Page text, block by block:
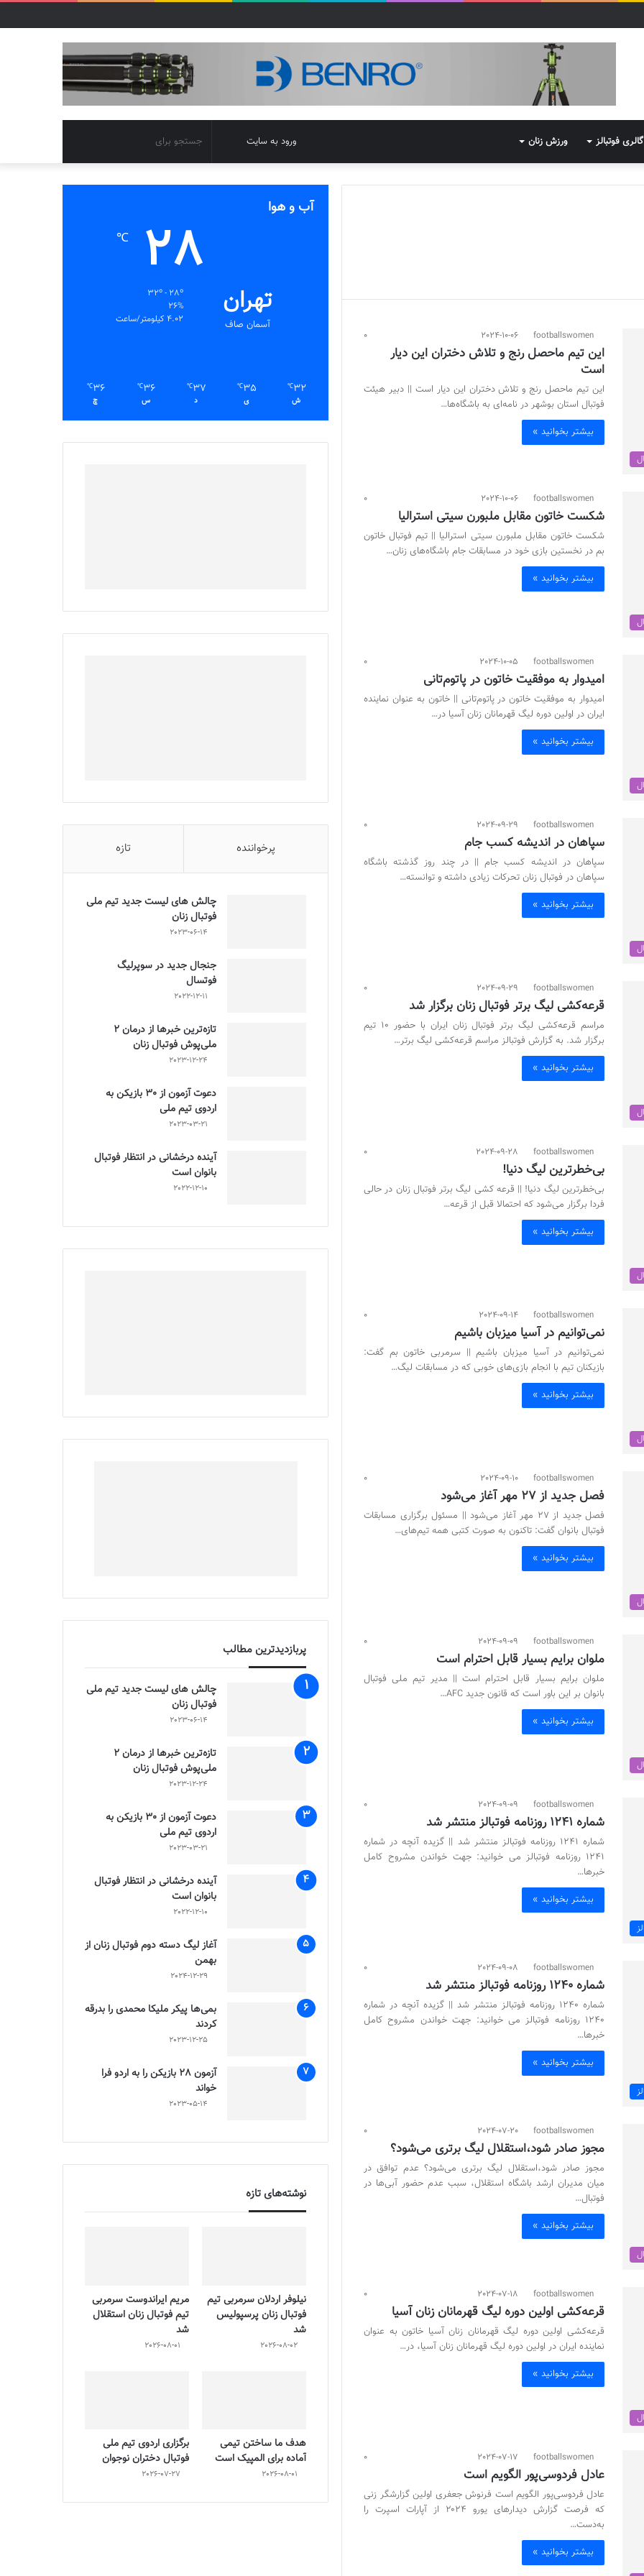
گالری فوتبالز ورزش زنان
برای
تغییر
پوسته
ورود به سایت
footballswomen
2024-10-06
0
این تیم ماحصل رنج و تلاش دختران این دیار
است
این تیم ماحصل رنج و تلاش دختران این دیار است || دبیر هیئت
فوتبال استان بوشهر در نامه‌ای به باشگاه‌ها…
بیشتر بخوانید »
footballswomen
2024-10-06
0
شکست خاتون مقابل ملبورن سيتی استراليا
شکست خاتون مقابل ملبورن سيتی استراليا || تیم فوتبال خاتون
بم در نخستین بازی خود در مسابقات جام باشگاه‌های زنان…
بیشتر بخوانید »
footballswomen
2024-10-05
0
امیدوار به موفقیت خاتون در پاتوم‌تانی
امیدوار به موفقیت خاتون در پاتوم‌تانی || خاتون به عنوان نماینده
ایران در اولین دوره لیگ قهرمانان زنان آسیا در…
بیشتر بخوانید »
footballswomen
2024-09-29
0
سپاهان در اندیشه کسب جام
سپاهان در اندیشه کسب جام || در چند روز گذشته باشگاه
سپاهان در فوتبال زنان تحرکات زیادی داشته و توانسته…
بیشتر بخوانید »
footballswomen
2024-09-29
0
قرعه‌کشی لیگ برتر فوتبال زنان برگزار شد
مراسم قرعه‌کشی لیگ برتر فوتبال زنان ایران با حضور ۱۰ تیم
برگزار شد. به گزارش فوتبالز مراسم قرعه‌کشی لیگ برتر…
بیشتر بخوانید »
footballswomen
2024-09-28
0
بی‌خطرترین لیگ دنیا!
بی‌خطرترین لیگ دنیا! || قرعه کشی لیگ برتر فوتبال زنان در حالی
فردا برگزار می‌شود که احتمالا قبل از قرعه…
بیشتر بخوانید »
footballswomen
2024-09-14
0
نمی‌توانیم در آسیا میزبان باشیم
نمی‌توانیم در آسیا میزبان باشیم || سرمربی خاتون بم گفت:
بازیکنان تیم با انجام بازی‌های خوبی که در مسابقات لیگ…
بیشتر بخوانید »
footballswomen
2024-09-10
0
فصل جدید از 27 مهر آغاز می‌شود
فصل جدید از 27 مهر آغاز می‌شود || مسئول برگزاری مسابقات
فوتبال بانوان گفت: تاکنون به صورت کتبی همه تیم‌های…
بیشتر بخوانید »
footballswomen
2024-09-09
0
ملوان برایم بسیار قابل احترام است
ملوان برایم بسیار قابل احترام است || مدیر تیم ملی فوتبال
بانوان بر این باور است که قانون جدید AFC…
بیشتر بخوانید »
footballswomen
2024-09-09
0
شماره 1241 روزنامه فوتبالز منتشر شد
شماره 1241 روزنامه فوتبالز منتشر شد || گزیده آنچه در شماره
1241 روزنامه فوتبالز می خوانید: جهت خواندن مشروح کامل
خبرها…
بیشتر بخوانید »
footballswomen
2024-09-08
0
شماره 1240 روزنامه فوتبالز منتشر شد
شماره 1240 روزنامه فوتبالز منتشر شد || گزیده آنچه در شماره
1240 روزنامه فوتبالز می خوانید: جهت خواندن مشروح کامل
خبرها…
بیشتر بخوانید »
footballswomen
2024-07-20
0
مجوز صادر شود،استقلال لیگ برتری می‌شود؟
مجوز صادر شود،استقلال لیگ برتری می‌شود؟ عدم توافق در
میان مدیران ارشد باشگاه استقلال، سبب عدم حضور آبی‌ها در
فوتبال…
بیشتر بخوانید »
footballswomen
2024-07-18
0
قرعه‌کشی اولین دوره لیگ قهرمانان زنان آسیا
قرعه‌کشی اولین دوره لیگ قهرمانان زنان آسیا خاتون به عنوان
نماینده ایران در اولین دوره لیگ قهرمانان زنان آسیا، در…
بیشتر بخوانید »
footballswomen
2024-07-17
0
عادل فردوسی‌پور الگويم است
عادل فردوسی‌پور الگويم است فرنوش جعفری اولین گزارشگر زنی
که فرصت گزارش دیدارهای یورو ۲۰۲۴ از آپارات اسپرت را
به‌دست…
بیشتر بخوانید »
آب و هوا
تهران
آسمان صاف
28
℃
26%
4.02 کیلومتر/ساعت
32
℃
ش
35
℃
ی
37
℃
د
36
℃
س
36
℃
چ
پرخواننده تازه
چالش هاى ليست جدید تيم ملى
فوتبال زنان
2023-06-14
جنجال جدید در سوپرلیگ
فوتسال
2022-12-11
تازه‌ترین خبرها از درمان ۲
ملی‌پوش فوتبال زنان
2023-12-24
دعوت آزمون از 30 بازیکن به
اردوی تیم ملی
2023-03-21
آینده درخشانی در انتظار فوتبال
بانوان است
2022-12-10
پربازدیدترین مطالب
چالش هاى ليست جدید تيم ملى
فوتبال زنان
2023-06-14
تازه‌ترین خبرها از درمان ۲
ملی‌پوش فوتبال زنان
2023-12-24
دعوت آزمون از 30 بازیکن به
اردوی تیم ملی
2023-03-21
آینده درخشانی در انتظار فوتبال
بانوان است
2022-12-10
آغاز لیگ دسته دوم فوتبال زنان از
بهمن
2024-12-29
بمی‌ها پیکر ملیکا محمدی را بدرقه
کردند
2023-12-25
آزمون 28 بازیکن را به اردو فرا
خواند
2023-05-14
نوشته‌های تازه
نیلوفر اردلان سرمربی تیم
فوتبال زنان پرسپولیس
شد
2026-08-02
مریم ایراندوست سرمربی
تیم فوتبال زنان استقلال
شد
2026-08-01
هدف ما ساختن تیمی
آماده برای المپیک است
2026-08-01
برگزاری اردوی تیم ملی
فوتبال دختران نوجوان
2026-07-27